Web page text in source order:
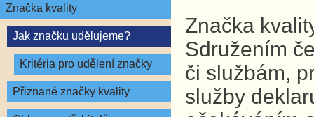
Značka kvality
Jak značku udělujeme?
Kritéria pro udělení značky
Přiznané značky kvality
Značka
Sdružením
či službám,
služby